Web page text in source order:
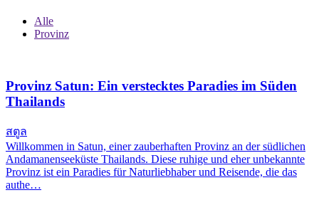
Alle
Provinz
Provinz Satun: Ein verstecktes Paradies im Süden
Thailands
สตูล
Willkommen in Satun, einer zauberhaften Provinz an der südlichen
Andamanenseeküste Thailands. Diese ruhige und eher unbekannte
Provinz ist ein Paradies für Naturliebhaber und Reisende, die das
authe…